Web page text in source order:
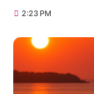
2:23 PM